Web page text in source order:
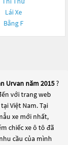
Lái Xe
Bằng F
Urvan năm 2015?
với trang web
Việt Nam. Tại
xe mới nhất,
chiếc xe ô tô đã
cầu của mình